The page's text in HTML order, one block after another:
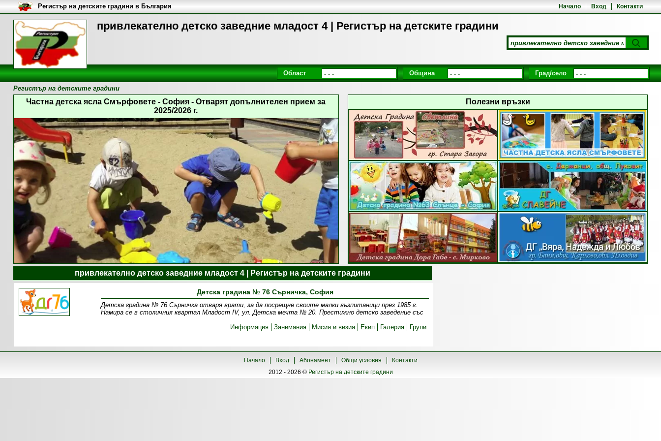
привлекателно детско заведние младост 4 | Регистър на детските градини
Начало Вход Контакти
Регистър на детските градини в България
Област Община Град/село
Регистър на детските градини
Полезни връзки
Частна детска ясла Смърфовете - София - Отварят допълнителен прием за
2025/2026 г.
привлекателно детско заведние младост 4 | Регистър на детските градини
Детска градина № 76 Сърничка, София
Детска градина № 76 Сърничка отваря врати, за да посрещне своите малки възпитаници през 1985 г.
Намира се в столичния квартал Младост IV, ул. Детска мечта № 20. Престижно детско заведение със
Информация
Занимания Мисия и визия Екип Галерия Групи
Начало Вход Абонамент Общи условия
Контакти
2012 - 2026 © Регистър на детските градини